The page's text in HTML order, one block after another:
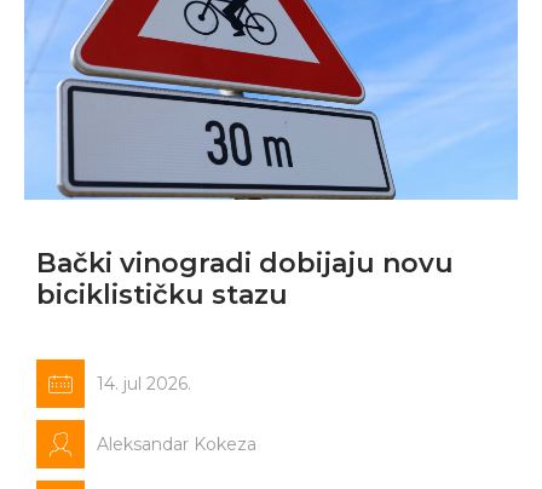
Bački vinogradi dobijaju novu
biciklističku stazu
14. jul 2026.
Aleksandar Kokeza